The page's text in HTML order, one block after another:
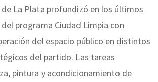
La Plata profundizó en los últimos
programa Ciudad Limpia con
del espacio público en distintos
del partido. Las tareas
pintura y acondicionamiento de